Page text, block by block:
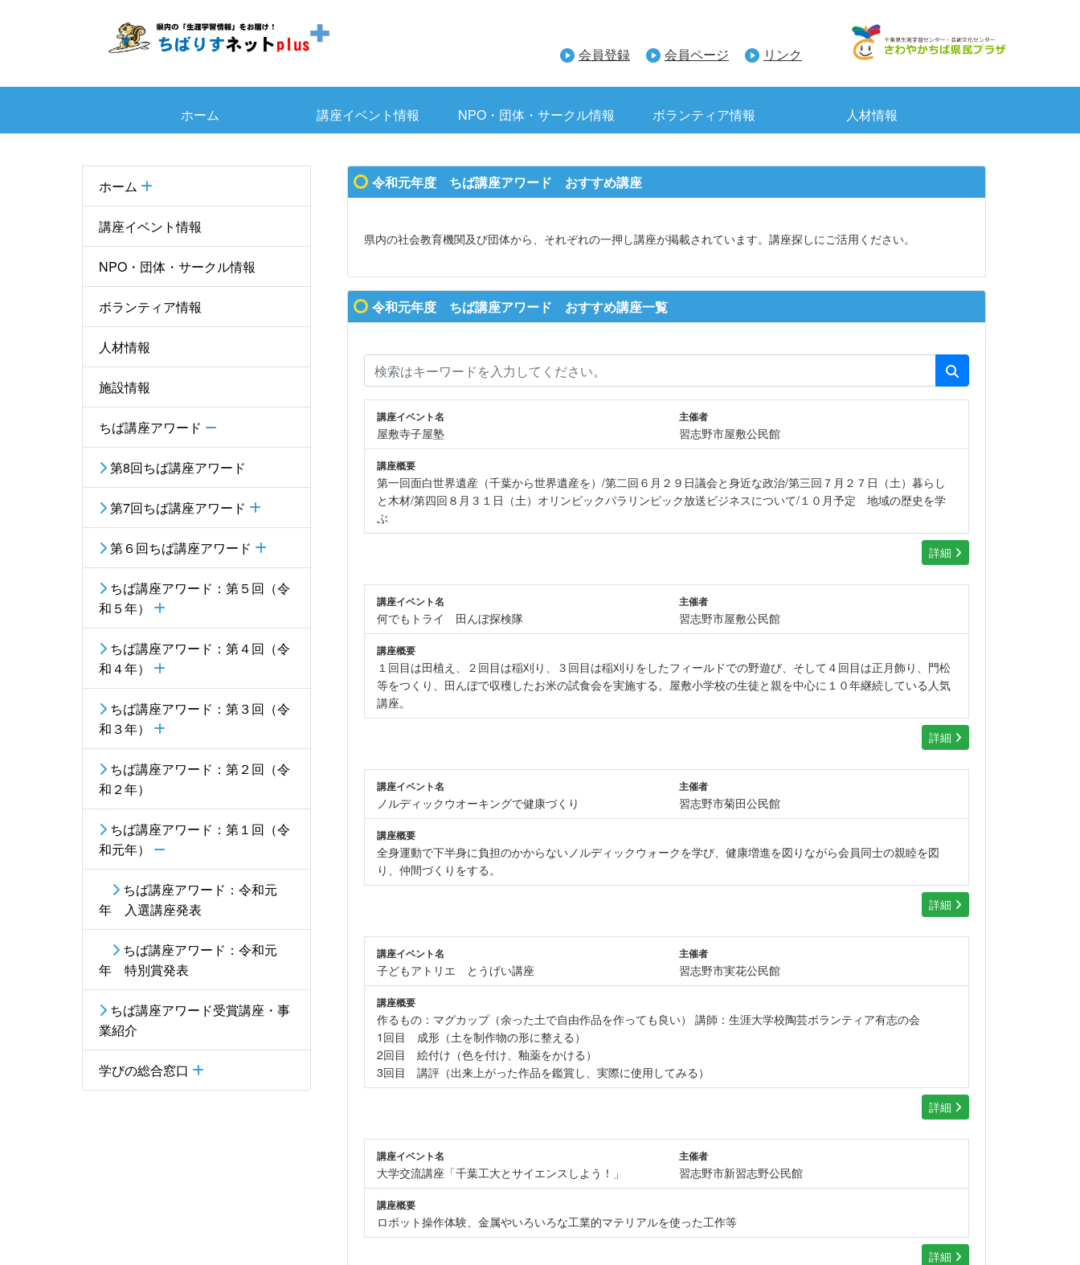
会員登録 会員ページ リンク
ホーム 講座イベント情報 NPO・団体・サークル情報 ボランティア情報 人材情報
ホーム
講座イベント情報
NPO・団体・サークル情報
ボランティア情報
人材情報
施設情報
ちば講座アワード
第8回ちば講座アワード
第7回ちば講座アワード
第６回ちば講座アワード
ちば講座アワード：第５回（令
和５年）
ちば講座アワード：第４回（令
和４年）
ちば講座アワード：第３回（令
和３年）
ちば講座アワード：第２回（令
和２年）
ちば講座アワード：第１回（令
和元年）
ちば講座アワード：令和元
年 入選講座発表
ちば講座アワード：令和元
年 特別賞発表
ちば講座アワード受賞講座・事
業紹介
学びの総合窓口
令和元年度 ちば講座アワード おすすめ講座
県内の社会教育機関及び団体から、それぞれの一押し講座が掲載されています。講座探しにご活用ください。
令和元年度 ちば講座アワード おすすめ講座一覧
講座イベント名
屋敷寺子屋塾
主催者
習志野市屋敷公民館
講座概要
第一回面白世界遺産（千葉から世界遺産を）/第二回６月２９日議会と身近な政治/第三回７月２７日（土）暮らし
と木材/第四回８月３１日（土）オリンピックパラリンピック放送ビジネスについて/１０月予定 地域の歴史を学
ぶ
詳細
講座イベント名
何でもトライ 田んぼ探検隊
主催者
習志野市屋敷公民館
講座概要
１回目は田植え、２回目は稲刈り、３回目は稲刈りをしたフィールドでの野遊び、そして４回目は正月飾り、門松
等をつくり、田んぼで収穫したお米の試食会を実施する。屋敷小学校の生徒と親を中心に１０年継続している人気
講座。
詳細
講座イベント名
ノルディックウオーキングで健康づくり
主催者
習志野市菊田公民館
講座概要
全身運動で下半身に負担のかからないノルディックウォークを学び、健康増進を図りながら会員同士の親睦を図
り、仲間づくりをする。
詳細
講座イベント名
子どもアトリエ とうげい講座
主催者
習志野市実花公民館
講座概要
作るもの：マグカップ（余った土で自由作品を作っても良い） 講師：生涯大学校陶芸ボランティア有志の会
1回目 成形（土を制作物の形に整える）
2回目 絵付け（色を付け、釉薬をかける）
3回目 講評（出来上がった作品を鑑賞し、実際に使用してみる）
詳細
講座イベント名
大学交流講座「千葉工大とサイエンスしよう！」
主催者
習志野市新習志野公民館
講座概要
ロボット操作体験、金属やいろいろな工業的マテリアルを使った工作等
詳細